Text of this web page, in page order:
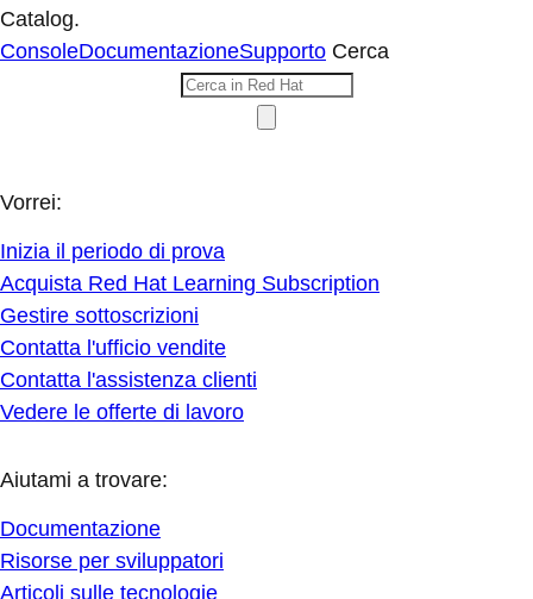
Catalog.
ConsoleDocumentazioneSupporto Cerca
Vorrei:
Inizia il periodo di prova
Acquista Red Hat Learning Subscription
Gestire sottoscrizioni
Contatta l'ufficio vendite
Contatta l'assistenza clienti
Vedere le offerte di lavoro
Aiutami a trovare:
Documentazione
Risorse per sviluppatori
Articoli sulle tecnologie